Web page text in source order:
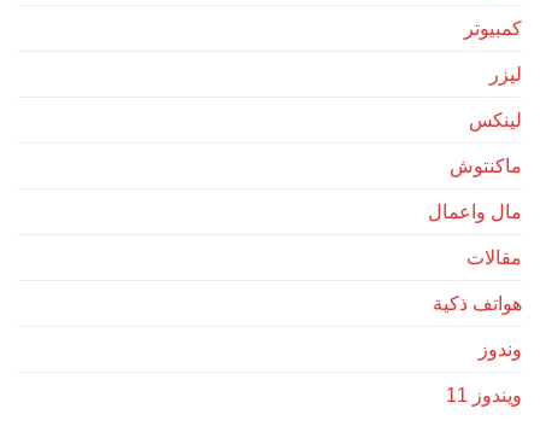
كمبيوتر
ليزر
لينكس
ماكنتوش
مال واعمال
مقالات
هواتف ذكية
وندوز
ويندوز 11